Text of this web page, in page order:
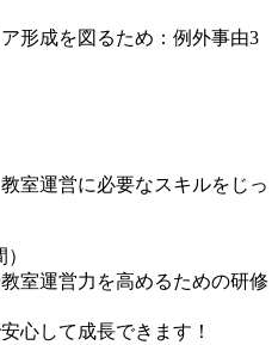
形成を図るため：例外事由3
室運営に必要なスキルをじっ
室運営力を高めるための研修
心して成長できます！